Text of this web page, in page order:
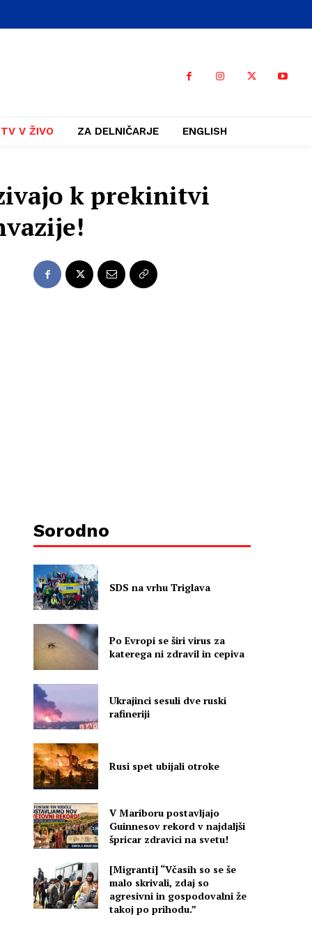
TV V ŽIVO ZA DELNIČARJE ENGLISH
k prekinitvi
Sorodno
SDS na vrhu Triglava
Po Evropi se širi virus za
katerega ni zdravil in cepiva
Ukrajinci sesuli dve ruski
rafineriji
Rusi spet ubijali otroke
V Mariboru postavljajo
Guinnesov rekord v najdaljši
špricar zdravici na svetu!
[Migranti] “Včasih so se še
malo skrivali, zdaj so
agresivni in gospodovalni že
takoj po prihodu.”